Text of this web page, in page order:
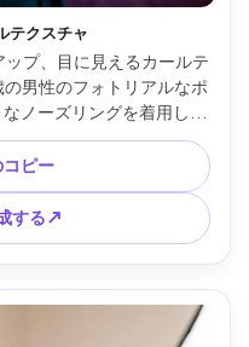
テクスチャ
プ、目に見えるカールテ
男性のフォトリアルなポ
ノーズリングを着用して
深い影のマゼンタとシア
f/1.4;クローズアップ、
ントラストの映画グレー
ルな肌の質感 --ar 4:5
コピー
する↗